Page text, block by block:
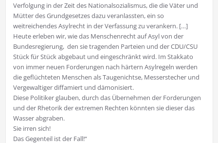
Verfolgung in der Zeit des Nationalsozialismus, die die Väter und
Mütter des Grundgesetzes dazu veranlassten, ein so
weitreichendes Asylrecht in der Verfassung zu verankern. […]
Heute erleben wir, wie das Menschenrecht auf Asyl von der
Bundesregierung, den sie tragenden Parteien und der CDU/CSU
Stück für Stück abgebaut und eingeschränkt wird. Im Stakkato
von immer neuen Forderungen nach härtern Asylregeln werden
die geflüchteten Menschen als Taugenichtse, Messerstecher und
Vergewaltiger diffamiert und dämonisiert.
Diese Politiker glauben, durch das Übernehmen der Forderungen
und der Rhetorik der extremen Rechten könnten sie dieser das
Wasser abgraben.
Sie irren sich!
Das Gegenteil ist der Fall!“